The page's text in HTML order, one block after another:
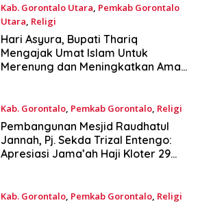
Kab. Gorontalo Utara, Pemkab Gorontalo
Utara, Religi
Juli 6, 2025
Hari Asyura, Bupati Thariq
Mengajak Umat Islam Untuk
Merenung dan Meningkatkan Amal
Kab. Gorontalo, Pemkab Gorontalo, Religi
Juni 20, 2025
Pembangunan Mesjid Raudhatul
Jannah, Pj. Sekda Trizal Entengo:
Apresiasi Jama’ah Haji Kloter 29
Kab. Gorontalo, Pemkab Gorontalo, Religi